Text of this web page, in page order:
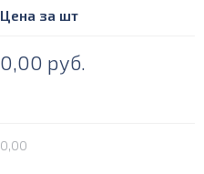
Цена за шт
0,00 руб.
0,00